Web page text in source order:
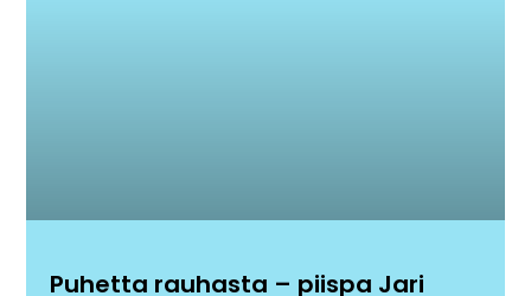
Puhetta rauhasta – piispa Jari